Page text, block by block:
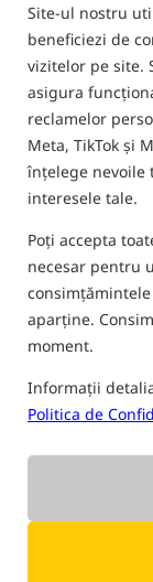
Site-ul nostru
beneficiezi de
vizitelor pe site.
asigura
reclamelor
Meta, TikTok și
înțelege nevoile
interesele tale.
Poți accepta
necesar pentru
aparține.
moment.
Informații
Politica de
ROCKWORLD Pescuit
numai
Cel mai vândut!
Hydrotech